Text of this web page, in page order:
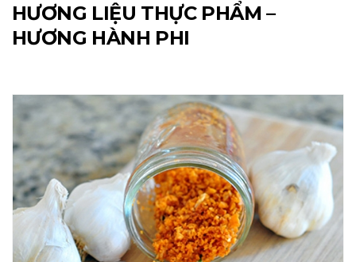
HƯƠNG LIỆU THỰC PHẨM –
HƯƠNG HÀNH PHI